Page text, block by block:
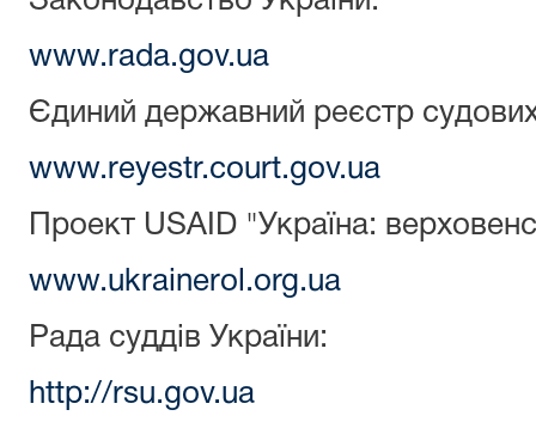
www.rada.gov.ua
Єдиний державний реєстр
www.reyestr.court.gov.ua
Проект USAID "Україна:
www.ukrainerol.org.ua
Рада суддів України:
http://rsu.gov.ua